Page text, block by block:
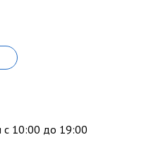
с 10:00 до 19:00